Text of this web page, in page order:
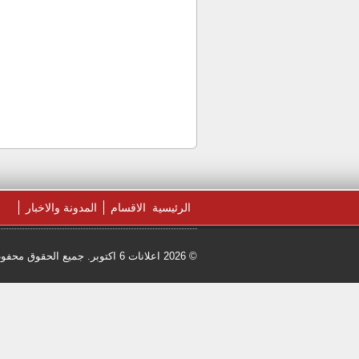
الرئيسية الاقسام المدونة والاخبار
© 2026 اعلانات 6 اكتوبر. جميع الحقوق محفوظة.